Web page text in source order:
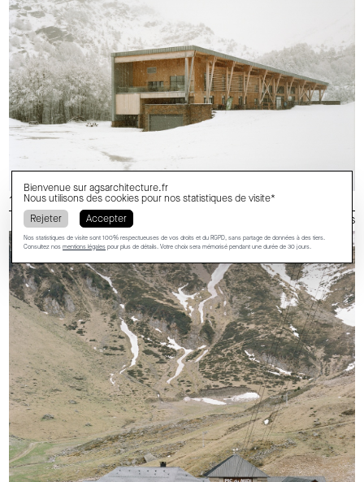
↑ Espace Somport Pyrénées
Urdos
Bienvenue sur agsarchitecture.fr
Nous utilisons des cookies pour nos statistiques de visite*
Rejeter
Accepter
Nos statistiques de visite sont 100% respectueuses de vos droits et du RGPD, sans partage de données à des tiers.
Consultez nos mentions légales pour plus de détails. Votre choix sera mémorisé pendant une durée de 30 jours.